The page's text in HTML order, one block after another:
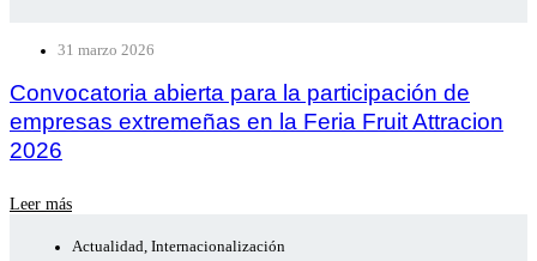
31 marzo 2026
Convocatoria abierta para la participación de
empresas extremeñas en la Feria Fruit Attracion
2026
Leer más
Actualidad, Internacionalización